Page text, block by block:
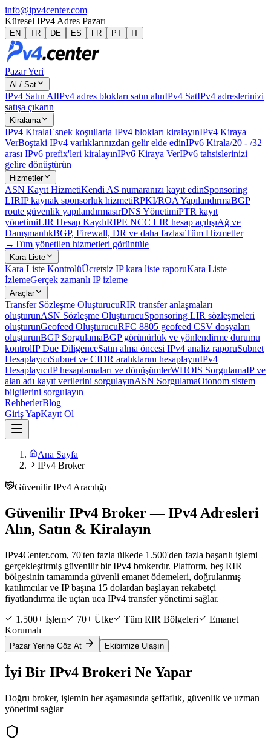
info@ipv4center.com
Küresel IPv4 Adres Pazarı
EN TR DE ES FR PT IT
Pazar Yeri
Al / Sat
IPv4 Satın AlIPv4 adres blokları satın alınIPv4 SatIPv4 adreslerinizi
satışa çıkarın
Kiralama
IPv4 KiralaEsnek koşullarla IPv4 blokları kiralayınIPv4 Kiraya
VerBoştaki IPv4 varlıklarınızdan gelir elde edinIPv6 Kirala/20 - /32
arası IPv6 prefix'leri kiralayınIPv6 Kiraya VerIPv6 tahsislerinizi
gelire dönüştürün
Hizmetler
ASN Kayıt HizmetiKendi AS numaranızı kayıt edinSponsoring
LIRIP kaynak sponsorluk hizmetiRPKI/ROA YapılandırmaBGP
route güvenlik yapılandırmasırDNS YönetimiPTR kayıt
yönetimiLIR Hesap KaydıRIPE NCC LIR hesap açılışıAğ ve
DanışmanlıkBGP, Firewall, DR ve daha fazlasıTüm Hizmetler
→Tüm yönetilen hizmetleri görüntüle
Kara Liste
Kara Liste KontrolüÜcretsiz IP kara liste raporuKara Liste
İzlemeGerçek zamanlı IP izleme
Araçlar
Transfer Sözleşme OluşturucuRIR transfer anlaşmaları
oluşturunASN Sözleşme OluşturucuSponsoring LIR sözleşmeleri
oluşturunGeofeed OluşturucuRFC 8805 geofeed CSV dosyaları
oluşturunBGP SorgulamaBGP görünürlük ve yönlendirme durumu
kontrolIP Due DiligenceSatın alma öncesi IPv4 analiz raporuSubnet
HesaplayıcıSubnet ve CIDR aralıklarını hesaplayınIPv4
HesaplayıcıIP hesaplamaları ve dönüşümlerWHOIS SorgulamaIP ve
alan adı kayıt verilerini sorgulayınASN SorgulamaOtonom sistem
bilgilerini sorgulayın
RehberlerBlog
Giriş YapKayıt Ol
Ana Sayfa
IPv4 Broker
Güvenilir IPv4 Aracılığı
Güvenilir IPv4 Broker — IPv4 Adresleri
Alın, Satın & Kiralayın
IPv4Center.com, 70'ten fazla ülkede 1.500'den fazla başarılı işlemi
gerçekleştirmiş güvenilir bir IPv4 brokerdır. Platform, beş RIR
bölgesinin tamamında güvenli emanet ödemeleri, doğrulanmış
katılımcılar ve IP başına 15 dolardan başlayan rekabetçi
fiyatlandırma ile uçtan uca IPv4 transfer yönetimi sağlar.
1.500+ İşlem
70+ Ülke Tüm RIR Bölgeleri
Emanet
Korumalı
Pazar Yerine Göz At Ekibimize Ulaşın
İyi Bir IPv4 Brokeri Ne Yapar
Doğru broker, işlemin her aşamasında şeffaflık, güvenlik ve uzman
yönetimi sağlar